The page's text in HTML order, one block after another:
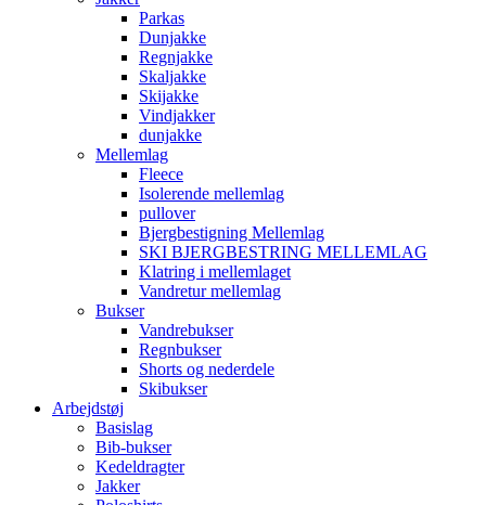
Parkas
Dunjakke
Regnjakke
Skaljakke
Skijakke
Vindjakker
dunjakke
Mellemlag
Fleece
Isolerende mellemlag
pullover
Bjergbestigning Mellemlag
SKI BJERGBESTRING MELLEMLAG
Klatring i mellemlaget
Vandretur mellemlag
Bukser
Vandrebukser
Regnbukser
Shorts og nederdele
Skibukser
Arbejdstøj
Basislag
Bib-bukser
Kedeldragter
Jakker